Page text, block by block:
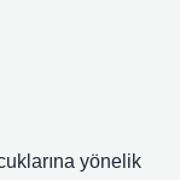
yönelik